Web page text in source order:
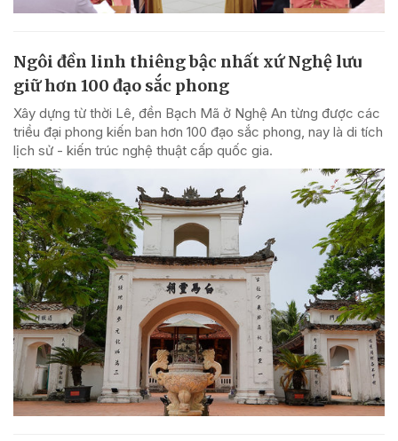
Ngôi đền linh thiêng bậc nhất xứ Nghệ lưu
giữ hơn 100 đạo sắc phong
Xây dựng từ thời Lê, đền Bạch Mã ở Nghệ An từng được các
triều đại phong kiến ban hơn 100 đạo sắc phong, nay là di tích
lịch sử - kiến trúc nghệ thuật cấp quốc gia.